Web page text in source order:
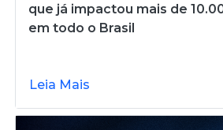
que já impactou mais de
em todo o Brasil
Leia Mais